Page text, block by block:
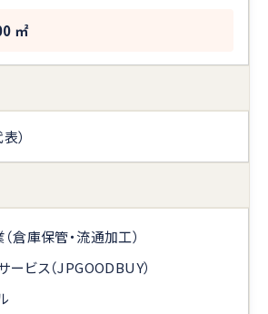
㎡
）
倉庫保管・流通加工）
ービス（JPGOODBUY）